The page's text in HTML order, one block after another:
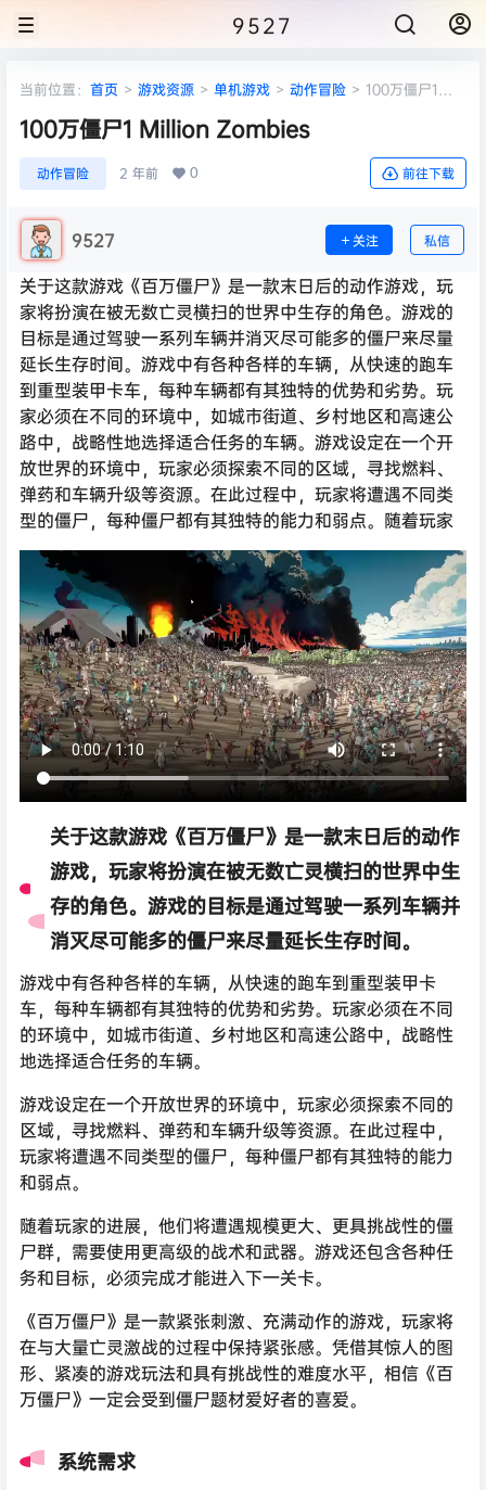
9527
当前位置： 首页 > 游戏资源 > 单机游戏 > 动作冒险 > 100万僵尸1
100万僵尸1 Million Zombies
动作冒险 2 年前 0 前往下载
9527 关注 私信
关于这款游戏《百万僵尸》是一款末日后的动作游戏，玩
家将扮演在被无数亡灵横扫的世界中生存的角色。游戏的
目标是通过驾驶一系列车辆并消灭尽可能多的僵尸来尽量
延长生存时间。游戏中有各种各样的车辆，从快速的跑车
到重型装甲卡车，每种车辆都有其独特的优势和劣势。玩
家必须在不同的环境中，如城市街道、乡村地区和高速公
路中，战略性地选择适合任务的车辆。游戏设定在一个开
放世界的环境中，玩家必须探索不同的区域，寻找燃料、
弹药和车辆升级等资源。在此过程中，玩家将遭遇不同类
型的僵尸，每种僵尸都有其独特的能力和弱点。随着玩家
关于这款游戏《百万僵尸》是一款末日后的动作
游戏，玩家将扮演在被无数亡灵横扫的世界中生
存的角色。游戏的目标是通过驾驶一系列车辆并
消灭尽可能多的僵尸来尽量延长生存时间。
游戏中有各种各样的车辆，从快速的跑车到重型装甲卡
车，每种车辆都有其独特的优势和劣势。玩家必须在不同
的环境中，如城市街道、乡村地区和高速公路中，战略性
地选择适合任务的车辆。
游戏设定在一个开放世界的环境中，玩家必须探索不同的
区域，寻找燃料、弹药和车辆升级等资源。在此过程中，
玩家将遭遇不同类型的僵尸，每种僵尸都有其独特的能力
和弱点。
随着玩家的进展，他们将遭遇规模更大、更具挑战性的僵
尸群，需要使用更高级的战术和武器。游戏还包含各种任
务和目标，必须完成才能进入下一关卡。
《百万僵尸》是一款紧张刺激、充满动作的游戏，玩家将
在与大量亡灵激战的过程中保持紧张感。凭借其惊人的图
形、紧凑的游戏玩法和具有挑战性的难度水平，相信《百
万僵尸》一定会受到僵尸题材爱好者的喜爱。
系统需求